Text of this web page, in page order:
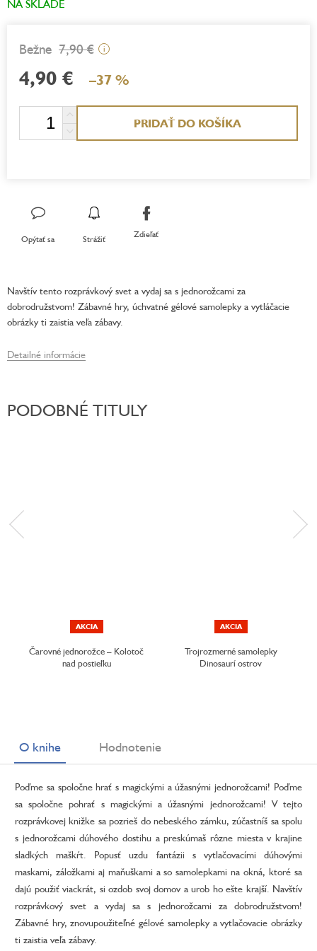
NA SKLADE
7,90 € i
4,90 € –37 %
PRIDAŤ DO KOŠÍKA
Opýtať sa Strážiť Zdieľať
Navštív tento rozprávkový svet a vydaj sa s jednorožcami za
dobrodružstvom! Zábavné hry, úchvatné gélové samolepky a vytláčacie
obrázky ti zaistia veľa zábavy.
Detailné informácie
PODOBNÉ TITULY
AKCIA
Čarovné jednorožce – Kolotoč
nad postieľku
AKCIA
Trojrozmerné samolepky
Dinosaurí ostrov
O knihe Hodnotenie
Poďme sa spoločne hrať s magickými a úžasnými jednorožcami! Poďme
sa spoločne pohrať s magickými a úžasnými jednorožcami! V tejto
rozprávkovej knižke sa pozrieš do nebeského zámku, zúčastníš sa spolu
s jednorožcami dúhového dostihu a preskúmaš rôzne miesta v krajine
sladkých maškŕt. Popusť uzdu fantázii s vytlačovacími dúhovými
maskami, záložkami aj maňuškami a so samolepkami na okná, ktoré sa
dajú použiť viackrát, si ozdob svoj domov a urob ho ešte krajší. Navštív
rozprávkový svet a vydaj sa s jednorožcami za dobrodružstvom!
Zábavné hry, znovupoužiteľné gélové samolepky a vytlačovacie obrázky
ti zaistia veľa zábavy.